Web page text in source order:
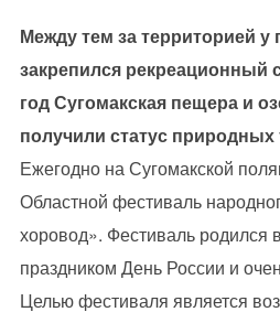
Между тем за территорией
закрепился рекреационный
год Сугомакская пещера и
получили статус природных
Ежегодно на Сугомакской
Областной фестиваль
хоровод». Фестиваль родился
праздником День России и
Целью фестиваля является